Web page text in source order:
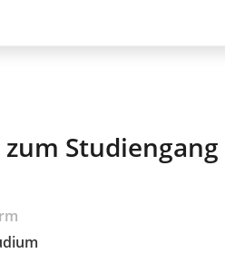
Studiengang